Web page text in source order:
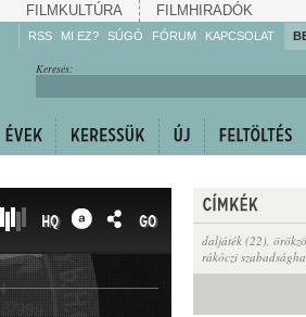
FILMKULTÚRA FILMHIRADÓK
RSS MI EZ? SÚGÓ
Gyarapítsa!
FÓRUM KAPCSOLAT
Keresés:
daljáték (22),
rákóczi
HQ GO